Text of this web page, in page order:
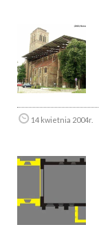
14 kwietnia 2004r.